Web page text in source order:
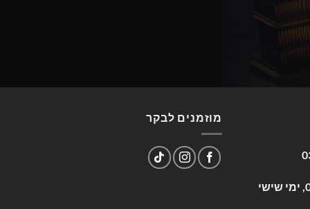
שעות פעילות: א-ה 09:00-17:00, ימי שישי
מוזמנים לבקר